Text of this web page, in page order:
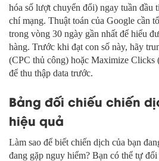
hóa số lượt chuyển đổi) ngay tuần đầu
chí mạng. Thuật toán của Google cần
trong vòng 30 ngày gần nhất để hiểu
hàng. Trước khi đạt con số này, hãy
(CPC thủ công) hoặc Maximize Clicks
để thu thập data trước.
Bảng đối chiếu chiến
hiệu quả
Làm sao để biết chiến dịch của bạn
đang gặp nguy hiểm? Bạn có thể tự